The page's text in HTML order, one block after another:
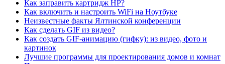
Как заправить картридж HP?
Как включить и настроить WiFi на Ноутбуке
Неизвестные факты Ялтинской конференции
Как сделать GIF из видео?
Как создать GIF-анимацию (гифку): из видео, фото и
картинок
Лучшие программы для проектирования домов и комнат